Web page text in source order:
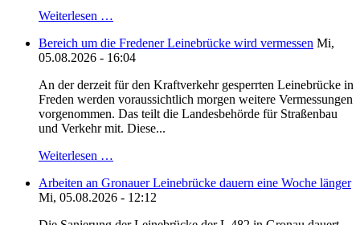
Weiterlesen …
Bereich um die Fredener Leinebrücke wird vermessen Mi,
05.08.2026 - 16:04
An der derzeit für den Kraftverkehr gesperrten Leinebrücke in
Freden werden voraussichtlich morgen weitere Vermessungen
vorgenommen. Das teilt die Landesbehörde für Straßenbau
und Verkehr mit. Diese...
Weiterlesen …
Arbeiten an Gronauer Leinebrücke dauern eine Woche länger
Mi, 05.08.2026 - 12:12